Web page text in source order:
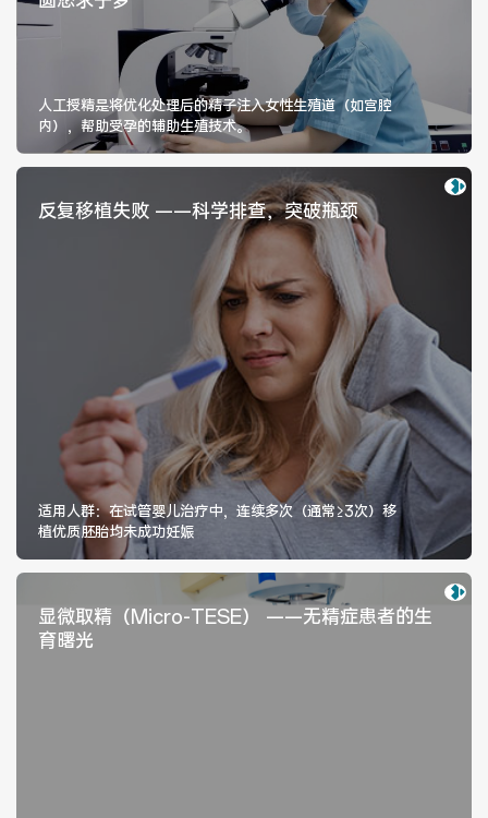
人工授精是将优化处理后的精子注入女性生殖道（如宫腔
内），帮助受孕的辅助生殖技术。
反复移植失败 ——科学排查，突破瓶颈
适用人群：在试管婴儿治疗中，连续多次（通常≥3次）移
植优质胚胎均未成功妊娠
显微取精（Micro-TESE） ——无精症患者的生
育曙光